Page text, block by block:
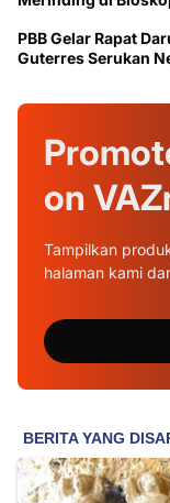
PBB Gelar Rapat
Guterres Serukan
on
Tampilkan
halaman kami